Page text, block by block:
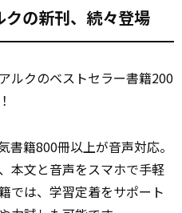
の新刊、続々登場
ルクのベストセラー書籍200
書籍800冊以上が音声対応。
本文と音声をスマホで手軽
では、学習定着をサポート